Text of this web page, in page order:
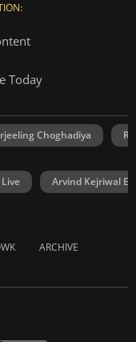
Today
Choghadiya
Arvind Kejriwal
ARCHIVE